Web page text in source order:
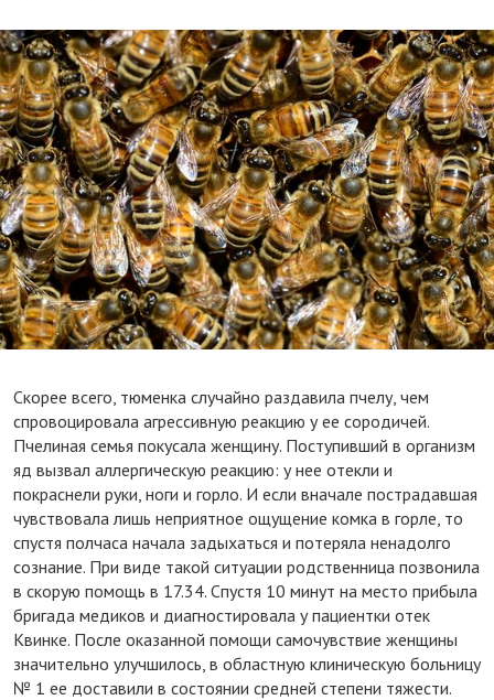
Скорее всего, тюменка случайно раздавила пчелу, чем
спровоцировала агрессивную реакцию у ее сородичей.
Пчелиная семья покусала женщину. Поступивший в организм
яд вызвал аллергическую реакцию: у нее отекли и
покраснели руки, ноги и горло. И если вначале пострадавшая
чувствовала лишь неприятное ощущение комка в горле, то
спустя полчаса начала задыхаться и потеряла ненадолго
сознание. При виде такой ситуации родственница позвонила
в скорую помощь в 17.34. Спустя 10 минут на место прибыла
бригада медиков и диагностировала у пациентки отек
Квинке. После оказанной помощи самочувствие женщины
значительно улучшилось, в областную клиническую больницу
№ 1 ее доставили в состоянии средней степени тяжести.